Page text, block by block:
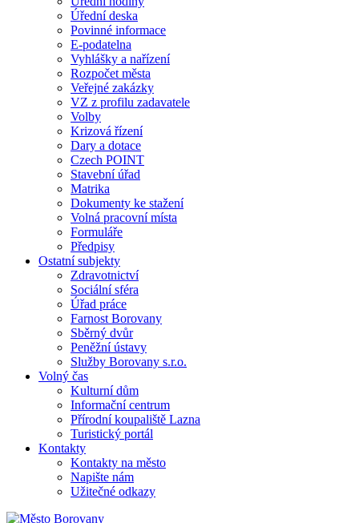
Úřední deska
Povinné informace
E-podatelna
Vyhlášky a nařízení
Rozpočet města
Veřejné zakázky
VZ z profilu zadavatele
Volby
Krizová řízení
Dary a dotace
Czech POINT
Stavební úřad
Matrika
Dokumenty ke stažení
Volná pracovní místa
Formuláře
Předpisy
Ostatní subjekty
Zdravotnictví
Sociální sféra
Úřad práce
Farnost Borovany
Sběrný dvůr
Peněžní ústavy
Služby Borovany s.r.o.
Volný čas
Kulturní dům
Informační centrum
Přírodní koupaliště Lazna
Turistický portál
Kontakty
Kontakty na město
Napište nám
Užitečné odkazy